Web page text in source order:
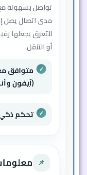
للتعرق يجعلها
أو التنقل.
متوافق
(آيفون
تحكم
📌